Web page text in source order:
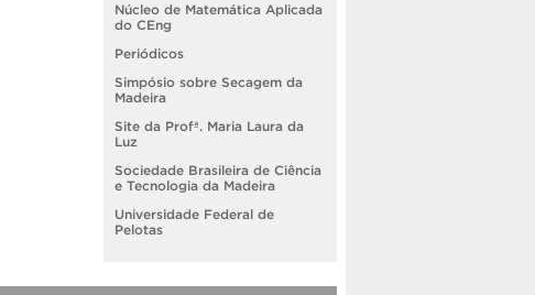
Núcleo de Matemática Aplicada
do CEng
Periódicos
Simpósio sobre Secagem da
Madeira
Site da Profª. Maria Laura da
Luz
Sociedade Brasileira de Ciência
e Tecnologia da Madeira
Universidade Federal de
Pelotas